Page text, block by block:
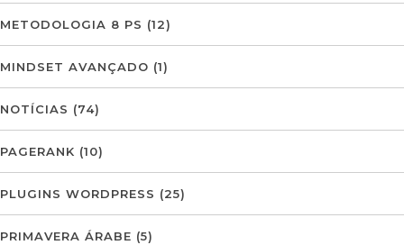
METODOLOGIA 8 PS (12)
MINDSET AVANÇADO (1)
NOTÍCIAS (74)
PAGERANK (10)
PLUGINS WORDPRESS (25)
PRIMAVERA ÁRABE (5)